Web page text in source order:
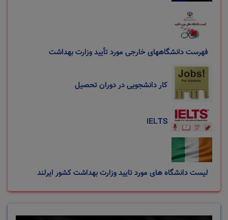
فهرست دانشگاههای خارجی مورد تأیید وزارت بهداشت
کار دانشجویی در دوران تحصیل
IELTS
لیست دانشگاه های مورد تایید وزارت بهداشت کشور ایرلند